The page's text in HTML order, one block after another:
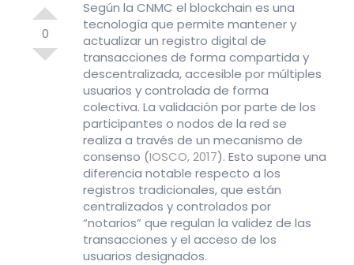
0
Según la CNMC el blockchain es una
tecnología que permite mantener y
actualizar un registro digital de
transacciones de forma compartida y
descentralizada, accesible por múltiples
usuarios y controlada de forma
colectiva. La validación por parte de los
participantes o nodos de la red se
realiza a través de un mecanismo de
consenso (IOSCO, 2017). Esto supone una
diferencia notable respecto a los
registros tradicionales, que están
centralizados y controlados por
“notarios” que regulan la validez de las
transacciones y el acceso de los
usuarios designados.